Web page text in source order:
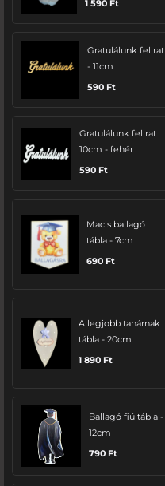
1 590 Ft
Gratulálunk felirat
- 11cm
590 Ft
Gratulálunk felirat
10cm - fehér
590 Ft
Macis ballagó
tábla - 7cm
690 Ft
A legjobb tanárnak
tábla - 20cm
1 890 Ft
Ballagó fiú tábla -
12cm
790 Ft